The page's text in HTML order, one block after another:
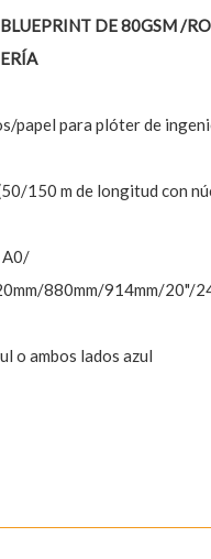
DE 80GSM /
papel para plóter de
150 m de longitud con
A0/
880mm/914mm/20"/
o ambos lados azul